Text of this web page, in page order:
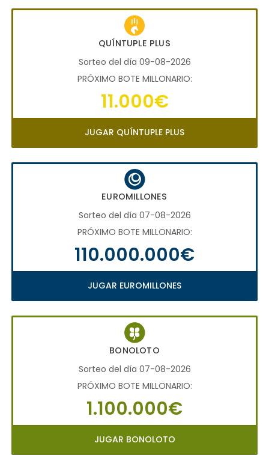
QUÍNTUPLE PLUS
Sorteo del día 09-08-2026
PRÓXIMO BOTE MILLONARIO:
11.000€
JUGAR QUÍNTUPLE PLUS
EUROMILLONES
Sorteo del día 07-08-2026
PRÓXIMO BOTE MILLONARIO:
110.000.000€
JUGAR EUROMILLONES
BONOLOTO
Sorteo del día 07-08-2026
PRÓXIMO BOTE MILLONARIO:
1.100.000€
JUGAR BONOLOTO